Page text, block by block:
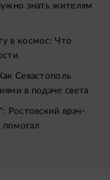
знать жителям
в космос: Что
Севастополь
в подаче света
Ростовский врач-
помогал